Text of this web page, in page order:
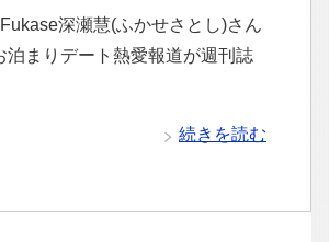
深瀬慧(ふかせさとし)さん
泊まりデート熱愛報道が週刊誌
続きを読む